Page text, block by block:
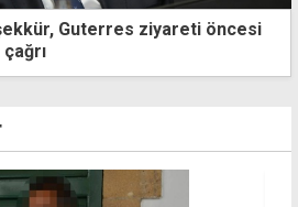
Guterres ziyareti öncesi